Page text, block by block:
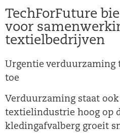
TechForFuture
voor
textielbedrijven
Urgentie
toe
Verduurzaming staat ook
textielindustrie hoog op
kledingafvalberg groeit